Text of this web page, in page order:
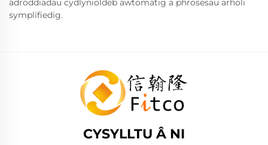
adroddiadau cydlynioldeb awtomatig a phrosesau arholi
symplifiedig.
CYSYLLTU Â NI